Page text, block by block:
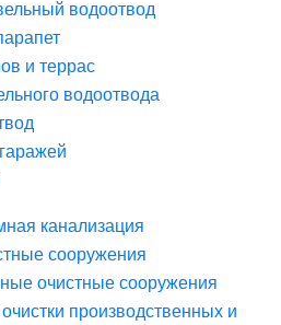
водоотвод
и террас
водоотвода
канализация
сооружения
очистные сооружения
производственных и